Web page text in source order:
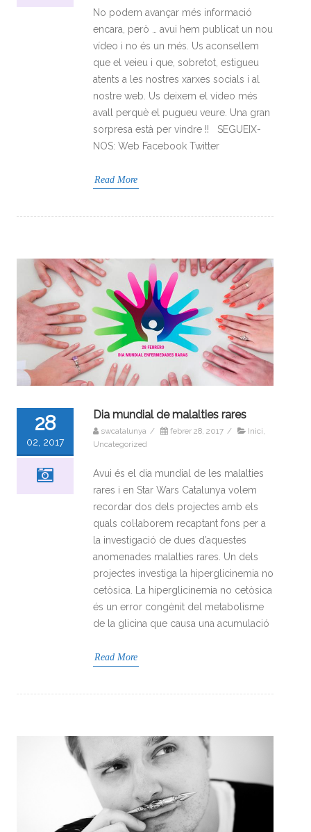
No podem avançar més informació
encara, però … avui hem publicat un nou
vídeo i no és un més. Us aconsellem
que el veieu i que, sobretot, estigueu
atents a les nostres xarxes socials i al
nostre web. Us deixem el vídeo més
avall perquè el pugueu veure. Una gran
sorpresa està per vindre !! SEGUEIX-
NOS: Web Facebook Twitter
Read More
28
02, 2017
Dia mundial de malalties rares
swcatalunya / febrer 28, 2017 / Inici
Uncategorized
Avui és el dia mundial de les malalties
rares i en Star Wars Catalunya volem
recordar dos dels projectes amb els
quals col·laborem recaptant fons per a
la investigació de dues d’aquestes
anomenades malalties rares. Un dels
projectes investiga la hiperglicinemia no
cetòsica. La hiperglicinemia no cetòsica
és un error congènit del metabolisme
de la glicina que causa una acumulació
Read More